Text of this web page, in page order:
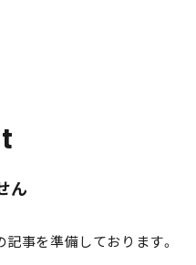
ん
事を準備しております。